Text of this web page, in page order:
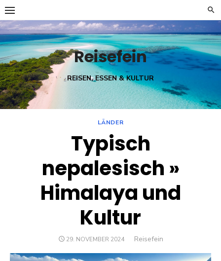
Skip
to
content
Reisefein
REISEN, ESSEN & KULTUR
LÄNDER
Typisch
nepalesisch »
Himalaya und
Kultur
POSTED
29. NOVEMBER 2024 Author
Reisefein